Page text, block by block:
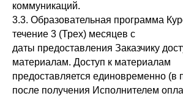
коммуникаций.
3.3. Образовательная программа
течение 3 (Трех) месяцев с
даты предоставления Заказчику
материалам. Доступ к материалам
предоставляется единовременно (в
после получения Исполнителем